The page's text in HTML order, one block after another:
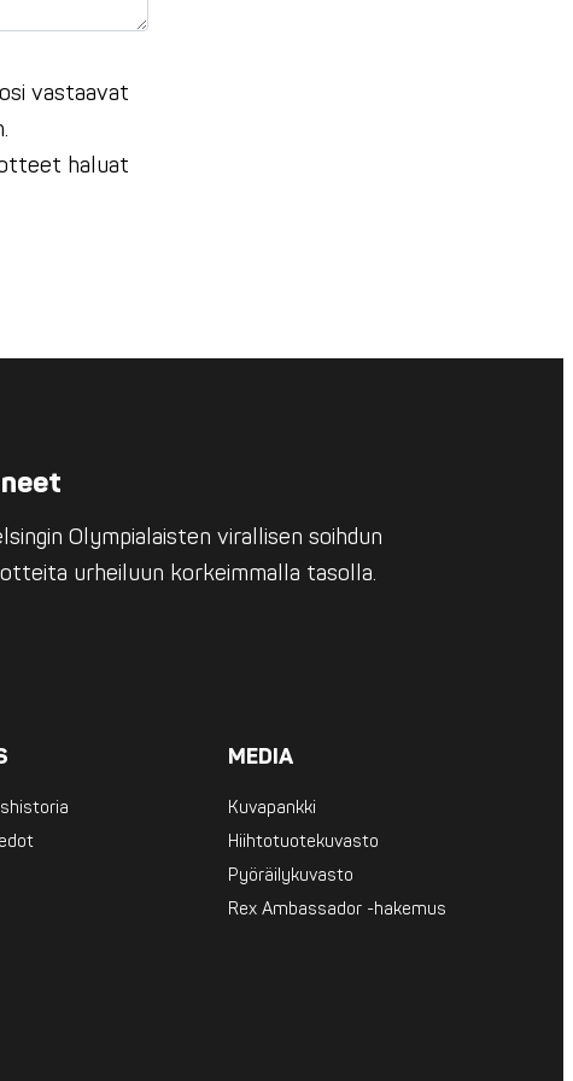
vastaavat
haluat
Olympialaisten virallisen soihdun
urheiluun korkeimmalla tasolla.
MEDIA
Kuvapankki
Hiihtotuotekuvasto
Pyöräilykuvasto
Rex Ambassador -hakemus